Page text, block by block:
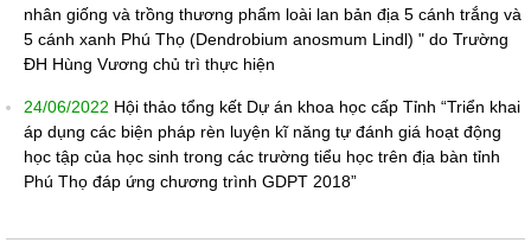
nhân giống và trồng thương phẩm loài lan bản địa 5 cánh trắng và
5 cánh xanh Phú Thọ (Dendrobium anosmum Lindl) " do Trường
ĐH Hùng Vương chủ trì thực hiện
24/06/2022 Hội thảo tổng kết Dự án khoa học cấp Tỉnh “Triển khai
áp dụng các biện pháp rèn luyện kĩ năng tự đánh giá hoạt động
học tập của học sinh trong các trường tiểu học trên địa bàn tỉnh
Phú Thọ đáp ứng chương trình GDPT 2018”